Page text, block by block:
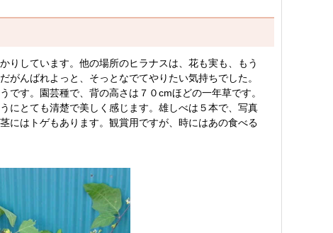
しています。他の場所のヒラナスは、花も実も、もう
んばれよっと、そっとなでてやりたい気持ちでした。
す。園芸種で、背の高さは７０cmほどの一年草です。
にとても清楚で美しく感じます。雄しべは５本で、写真
にはトゲもあります。観賞用ですが、時にはあの食べる